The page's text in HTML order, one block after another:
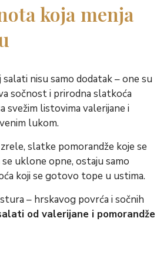
koja menja
nisu samo dodatak – one su
sočnost i prirodna slatkoća
svežim listovima valerijane i
lukom.
slatke pomorandže koje se
uklone opne, ostaju samo
koji se gotovo tope u ustima.
– hrskavog povrća i sočnih
od valerijane i pomorandže